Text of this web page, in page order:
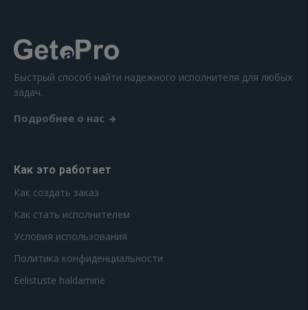
Быстрый способ найти надежного исполнителя для любых
задач.
Подробнее о нас
Как это работает
Как создать заказ
Как стать исполнителем
Условия использования
Политика конфиденциальности
Eelistuste haldamine